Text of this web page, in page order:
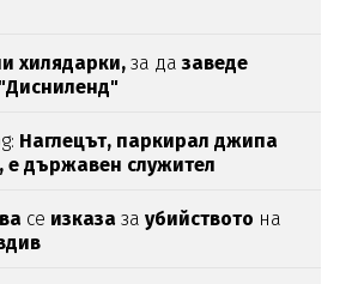
хилядарки,за да заведе
Наглецът, паркирал джипа
е държавен служител
се изказазаубийството на